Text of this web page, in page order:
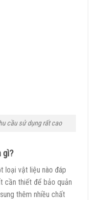
cầu sử dụng rất cao
gì?
loại vật liệu nào đáp
cần thiết để bảo quản
thêm nhiều chất